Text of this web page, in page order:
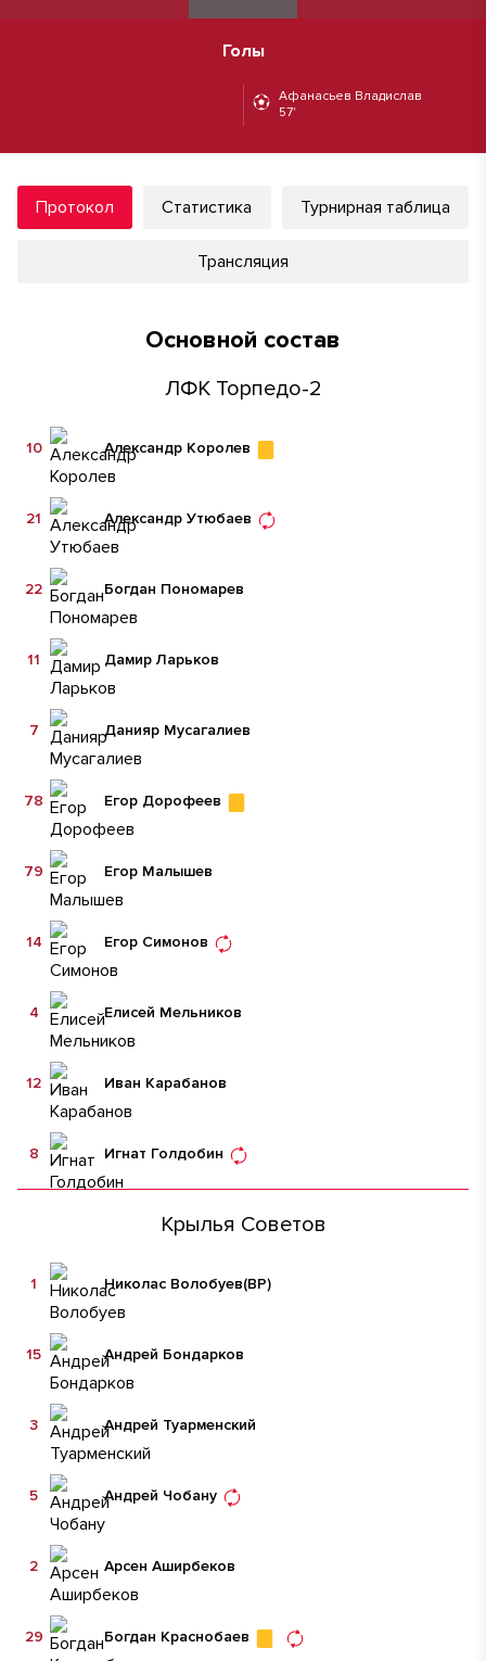
Голы
Афанасьев Владислав
57'
Протокол Статистика Турнирная таблица
Трансляция
Основной состав
ЛФК Торпедо-2
Александр Королев
10
Александр Утюбаев
21
Богдан Пономарев
22
Дамир Ларьков
11
Данияр Мусагалиев
7
Егор Дорофеев
78
Егор Малышев
79
Егор Симонов
14
Елисей Мельников
4
Иван Карабанов
12
Игнат Голдобин
8
Крылья Советов
Николас Волобуев(ВР)
1
Андрей Бондарков
15
Андрей Туарменский
3
Андрей Чобану
5
Арсен Аширбеков
2
Богдан Краснобаев
29